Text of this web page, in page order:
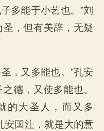
多能于小艺也。”刘
，但有美辞，无疑
，又多能也。”孔安
德，又使多能也。
的大圣人，而又多
安国注，就是大的意